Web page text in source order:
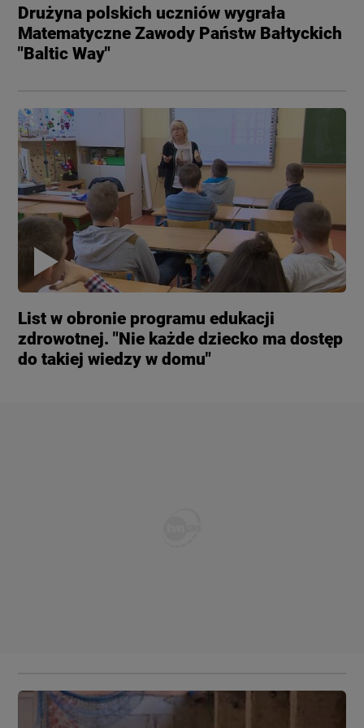
Drużyna polskich uczniów wygrała
Matematyczne Zawody Państw Bałtyckich
"Baltic Way"
List w obronie programu edukacji
zdrowotnej. "Nie każde dziecko ma dostęp
do takiej wiedzy w domu"